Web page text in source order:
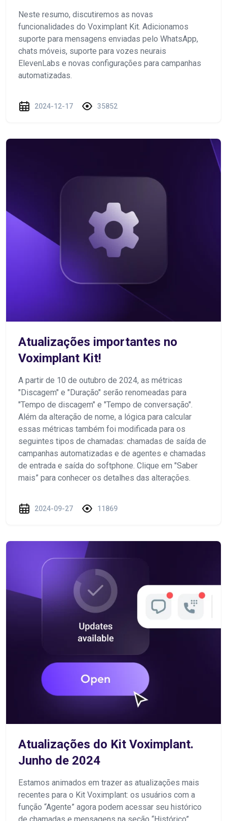
Neste resumo, discutiremos as novas
funcionalidades do Voximplant Kit. Adicionamos
suporte para mensagens enviadas pelo WhatsApp,
chats móveis, suporte para vozes neurais
ElevenLabs e novas configurações para campanhas
automatizadas.
2024-12-17 35852
Atualizações importantes no
Voximplant Kit!
A partir de 10 de outubro de 2024, as métricas
"Discagem" e "Duração" serão renomeadas para
"Tempo de discagem" e "Tempo de conversação".
Além da alteração de nome, a lógica para calcular
essas métricas também foi modificada para os
seguintes tipos de chamadas: chamadas de saída de
campanhas automatizadas e de agentes e chamadas
de entrada e saída do softphone. Clique em "Saber
mais” para conhecer os detalhes das alterações.
2024-09-27 11869
Atualizações do Kit Voximplant.
Junho de 2024
Estamos animados em trazer as atualizações mais
recentes para o Kit Voximplant: os usuários com a
função “Agente” agora podem acessar seu histórico